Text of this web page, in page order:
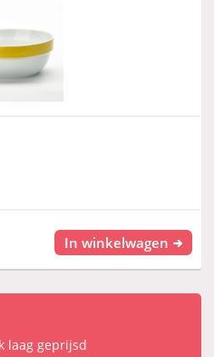
In winkelwagen
laag geprijsd